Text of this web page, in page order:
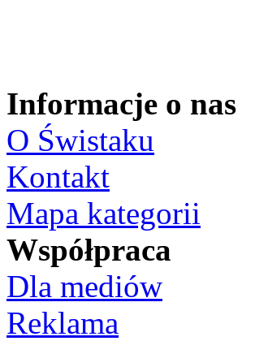
Informacje o nas
O Świstaku
Kontakt
Mapa kategorii
Współpraca
Dla mediów
Reklama